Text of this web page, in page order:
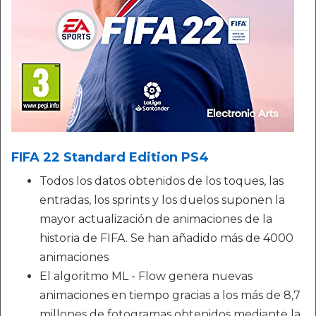
FIFA 22 Standard Edition PS4
Todos los datos obtenidos de los toques, las
entradas, los sprints y los duelos suponen la
mayor actualización de animaciones de la
historia de FIFA. Se han añadido más de 4000
animaciones
El algoritmo ML - Flow genera nuevas
animaciones en tiempo gracias a los más de 8,7